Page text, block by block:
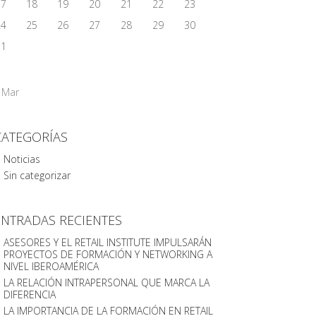
18 19 20 21 22
23
25 26 27 28 29
30
Noticias
Sin categorizar
RECIENTES
ASESORES Y EL RETAIL INSTITUTE IMPULSARÁN
PROYECTOS DE FORMACIÓN Y NETWORKING A
NIVEL IBEROAMÉRICA
LA RELACIÓN INTRAPERSONAL QUE MARCA LA
DIFERENCIA
LA IMPORTANCIA DE LA FORMACIÓN EN RETAIL